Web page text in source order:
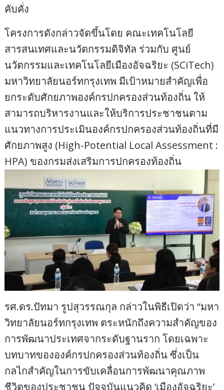
คับคั่ง
โครงการดังกล่าวจัดขึ้นโดย คณะเทคโนโลยี
สารสนเทศและนวัตกรรมดิจิทัล ร่วมกับ ศูนย์
นวัตกรรมและเทคโนโลยีเมืองอัจฉริยะ (SCiTech)
มหาวิทยาลัยนอร์ทกรุงเทพ มีเป้าหมายสำคัญเพื่อ
ยกระดับศักยภาพองค์กรปกครองส่วนท้องถิ่น ให้
สามารถบริหารงานและให้บริการประชาชนตาม
แนวทางการประเมินองค์กรปกครองส่วนท้องถิ่นที่มี
ศักยภาพสูง (High-Potential Local Assessment :
HPA) ของกรมส่งเสริมการปกครองท้องถิ่น
รศ.ดร.ปัทมา รูปสุวรรณกุล กล่าวในพิธีเปิดว่า “มหา
วิทยาลัยนอร์ทกรุงเทพ ตระหนักถึงความสำคัญของ
การพัฒนาประเทศจากระดับฐานราก โดยเฉพาะ
บทบาทขององค์กรปกครองส่วนท้องถิ่น ซึ่งเป็น
กลไกสำคัญในการขับเคลื่อนการพัฒนาคุณภาพ
ชีวิตของประชาชน ปัจจุบันแนวคิด ‘เมืองอัจฉริยะ’